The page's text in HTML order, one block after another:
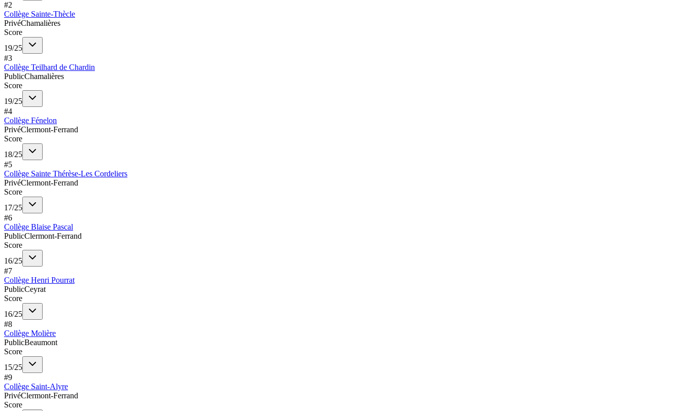
#2
Collège Sainte-Thècle
PrivéChamalières
Score
19/25
#3
Collège Teilhard de Chardin
PublicChamalières
Score
19/25
#4
Collège Fénelon
PrivéClermont-Ferrand
Score
18/25
#5
Collège Sainte Thérèse-Les Cordeliers
PrivéClermont-Ferrand
Score
17/25
#6
Collège Blaise Pascal
PublicClermont-Ferrand
Score
16/25
#7
Collège Henri Pourrat
PublicCeyrat
Score
16/25
#8
Collège Molière
PublicBeaumont
Score
15/25
#9
Collège Saint-Alyre
PrivéClermont-Ferrand
Score